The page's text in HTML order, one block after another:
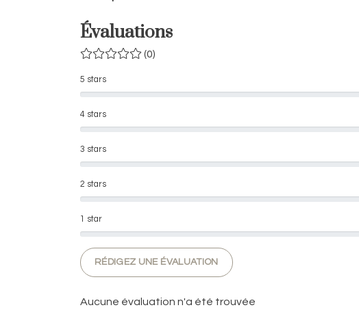
Évaluations
(0)
1 star
2 stars
3 stars
4 stars
5 stars
RÉDIGEZ UNE ÉVALUATION
Aucune évaluation n'a été trouvée